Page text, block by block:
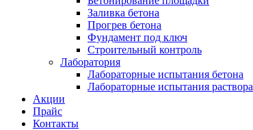
Заливка бетона
Прогрев бетона
Фундамент под ключ
Строительный контроль
Лаборатория
Лабораторные испытания бетона
Лабораторные испытания раствора
Акции
Прайс
Контакты